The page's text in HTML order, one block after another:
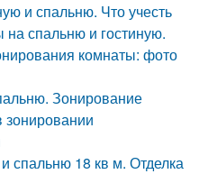
и спальню. Что учесть
спальню и гостиную.
комнаты: фото
Зонирование
зонировании
спальню 18 кв м. Отделка